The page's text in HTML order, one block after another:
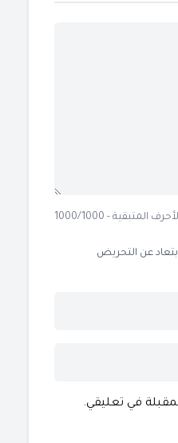
المتبقية - 1000/1000
عن التحريض
في تعليقي.